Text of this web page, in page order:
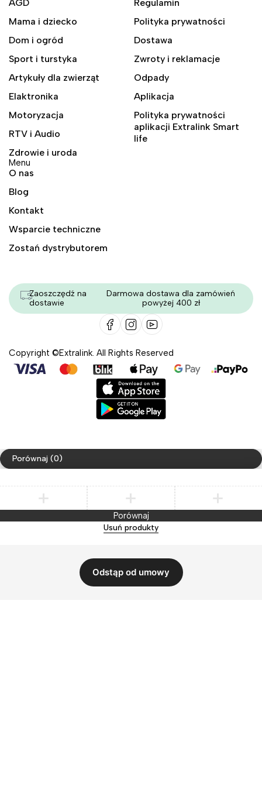
AGD
Mama i dziecko
Dom i ogród
Sport i turstyka
Artykuły dla zwierząt
Elaktronika
Motoryzacja
RTV i Audio
Zdrowie i uroda
Regulamin
Polityka prywatności
Dostawa
Zwroty i reklamacje
Odpady
Aplikacja
Polityka prywatności
aplikacji Extralink Smart
life
Menu
O nas
Blog
Kontakt
Wsparcie techniczne
Zostań dystrybutorem
Zaoszczędź na
dostawie
Darmowa dostawa dla zamówień
powyżej 400 zł
Copyright ©Extralink. All Rights Reserved
Porównaj (0)
Porównaj
Usuń produkty